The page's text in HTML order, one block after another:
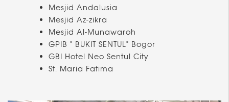
Mesjid Andalusia
Mesjid Az-zikra
Mesjid Al-Munawaroh
GPIB " BUKIT SENTUL" Bogor
GBI Hotel Neo Sentul City
St. Maria Fatima